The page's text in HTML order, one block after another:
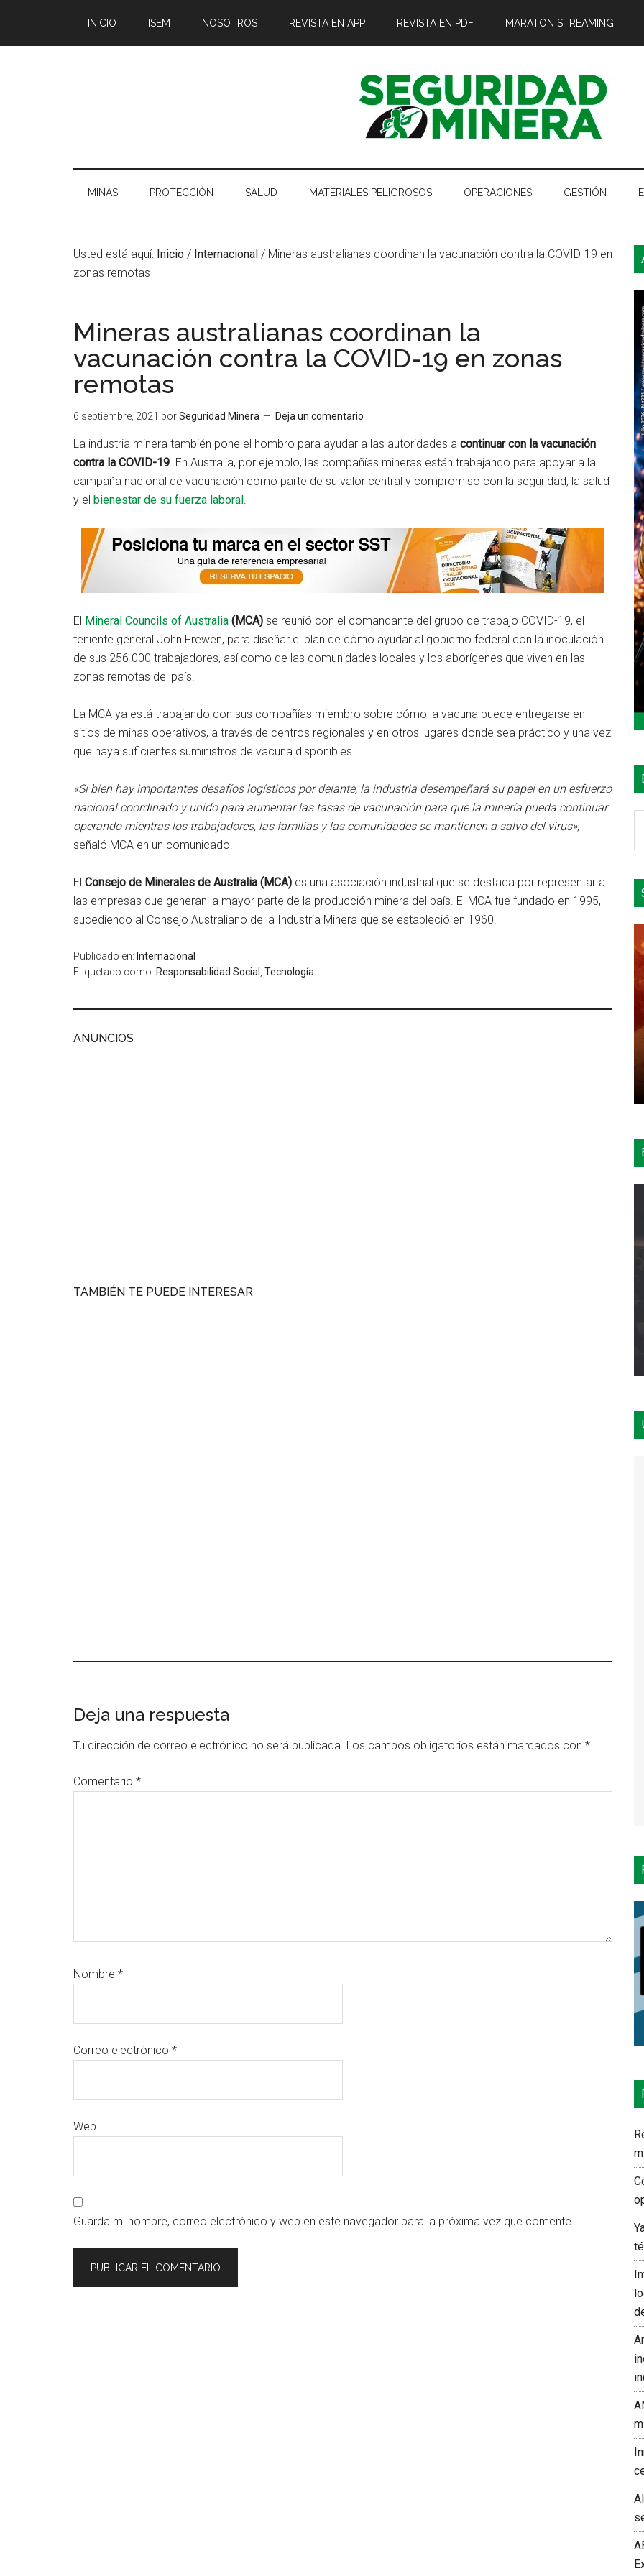
contenido
secondary
la
pie
INICIO ISEM NOSOTROS REVISTA EN APP REVISTA EN PDF MARATÓN STREAMING
MINAS PROTECCIÓN SALUD MATERIALES PELIGROSOS OPERACIONES GESTIÓN
Usted está aquí: Inicio / Internacional / Mineras australianas coordinan la vacunación contra la COVID-19 en
zonas remotas
Mineras australianas coordinan la
vacunación contra la COVID-19 en zonas
remotas
6 septiembre, 2021 porSeguridad Minera Deja un comentario
La industria minera también pone el hombro para ayudar a las autoridades a continuar con la vacunación
contra la COVID-19. En Australia, por ejemplo, las compañías mineras están trabajando para apoyar a la
campaña nacional de vacunación como parte de su valor central y compromiso con la seguridad, la salud
y el bienestar de su fuerza laboral.
El Mineral Councils of Australia (MCA) se reunió con el comandante del grupo de trabajo COVID-19, el
teniente general John Frewen, para diseñar el plan de cómo ayudar al gobierno federal con la inoculación
de sus 256 000 trabajadores, así como de las comunidades locales y los aborígenes que viven en las
zonas remotas del país.
La MCA ya está trabajando con sus compañías miembro sobre cómo la vacuna puede entregarse en
sitios de minas operativos, a través de centros regionales y en otros lugares donde sea práctico y una vez
que haya suficientes suministros de vacuna disponibles.
«Si bien hay importantes desafíos logísticos por delante, la industria desempeñará su papel en un esfuerzo
nacional coordinado y unido para aumentar las tasas de vacunación para que la minería pueda continuar
operando mientras los trabajadores, las familias y las comunidades se mantienen a salvo del virus»,
señaló MCA en un comunicado.
El Consejo de Minerales de Australia (MCA) es una asociación industrial que se destaca por representar a
las empresas que generan la mayor parte de la producción minera del país. El MCA fue fundado en 1995,
sucediendo al Consejo Australiano de la Industria Minera que se estableció en 1960.
Publicado en: Internacional
Etiquetado como: Responsabilidad Social Tecnología
ANUNCIOS
TAMBIÉN TE PUEDE INTERESAR
Interacciones
con
lectores
Deja una respuesta
Tu dirección de correo electrónico no será publicada. Los campos obligatorios están marcados con *
Comentario *
Nombre *
Correo electrónico *
Web
Guarda mi nombre, correo electrónico y web en este navegador para la próxima vez que comente.